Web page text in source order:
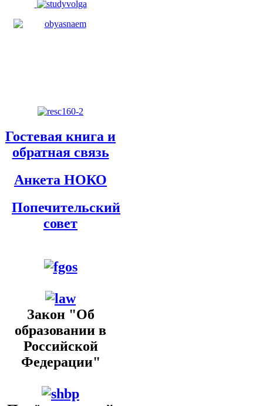
Гостевая книга и
обратная связь
Анкета НОКО
Попечительский
совет
Закон "Об
образовании в
Российской
Федерации"